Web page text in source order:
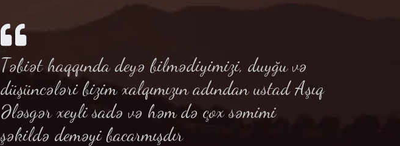
Təbiət haqqında deyə bilmədiyimizi, duyğu və
düşüncələri bizim xalqımızın adından ustad Aşıq
Ələsgər xeyli sadə və həm də çox səmimi
şəkildə deməyi bacarmışdır